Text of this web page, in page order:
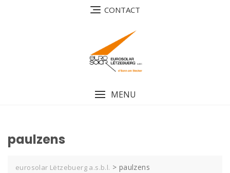
CONTACT
MENU
paulzens
eurosolar Lëtzebuerg a.s.b.l. > paulzens